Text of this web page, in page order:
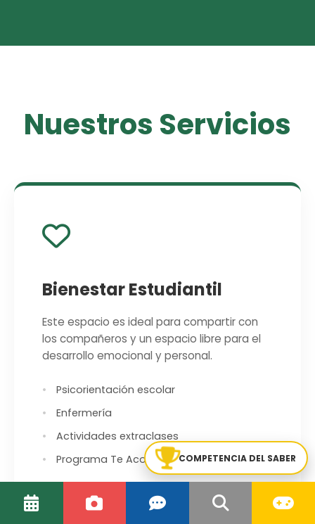
Nuestros Servicios
Bienestar Estudiantil
Este espacio es ideal para compartir con
los compañeros y un espacio libre para el
desarrollo emocional y personal.
Psicorientación escolar
Enfermería
Actividades extraclases
Programa Te AcompañoCOMPETENCIA DEL SABER